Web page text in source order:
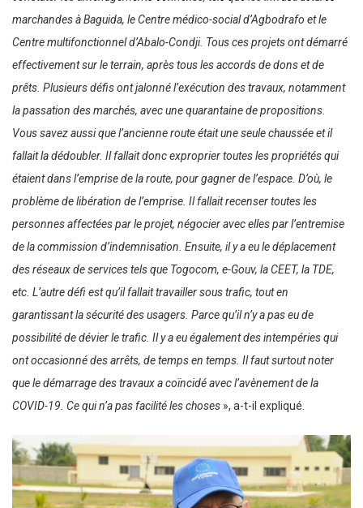
marchandes à Baguida, le Centre médico-social d’Agbodrafo et le
Centre multifonctionnel d’Abalo-Condji. Tous ces projets ont démarré
effectivement sur le terrain, après tous les accords de dons et de
prêts. Plusieurs défis ont jalonné l’exécution des travaux, notamment
la passation des marchés, avec une quarantaine de propositions.
Vous savez aussi que l’ancienne route était une seule chaussée et il
fallait la dédoubler. Il fallait donc exproprier toutes les propriétés qui
étaient dans l’emprise de la route, pour gagner de l’espace. D’où, le
problème de libération de l’emprise. Il fallait recenser toutes les
personnes affectées par le projet, négocier avec elles par l’entremise
de la commission d’indemnisation. Ensuite, il y a eu le déplacement
des réseaux de services tels que Togocom, e-Gouv, la CEET, la TDE,
etc. L’autre défi est qu’il fallait travailler sous trafic, tout en
garantissant la sécurité des usagers. Parce qu’il n’y a pas eu de
possibilité de dévier le trafic. Il y a eu également des intempéries qui
ont occasionné des arrêts, de temps en temps. Il faut surtout noter
que le démarrage des travaux a coïncidé avec l’avènement de la
COVID-19. Ce qui n’a pas facilité les choses », a-t-il expliqué.